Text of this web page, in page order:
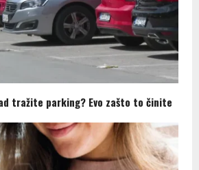
tražite parking? Evo zašto to činite